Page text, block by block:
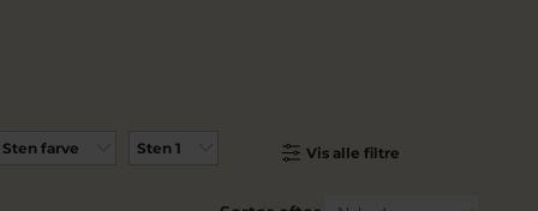
Sten farve Sten 1 Vis alle filtre